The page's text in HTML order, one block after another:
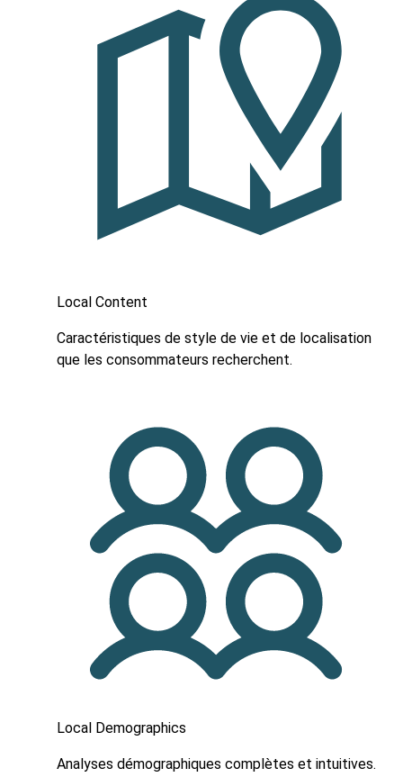
Local Content
Caractéristiques de style de vie et de localisation
que les consommateurs recherchent.
Local Demographics
Analyses démographiques complètes et intuitives.